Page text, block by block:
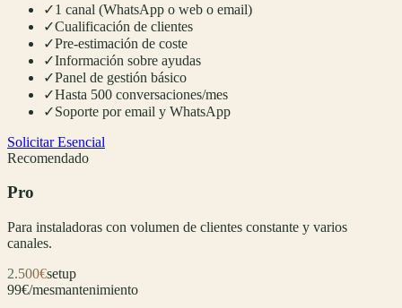
✓1 canal (WhatsApp o web o email)
✓Cualificación de clientes
✓Pre-estimación de coste
✓Información sobre ayudas
✓Panel de gestión básico
✓Hasta 500 conversaciones/mes
✓Soporte por email y WhatsApp
Solicitar Esencial
Recomendado
Pro
Para instaladoras con volumen de clientes constante y varios
canales.
2.500€setup
99€/mesmantenimiento